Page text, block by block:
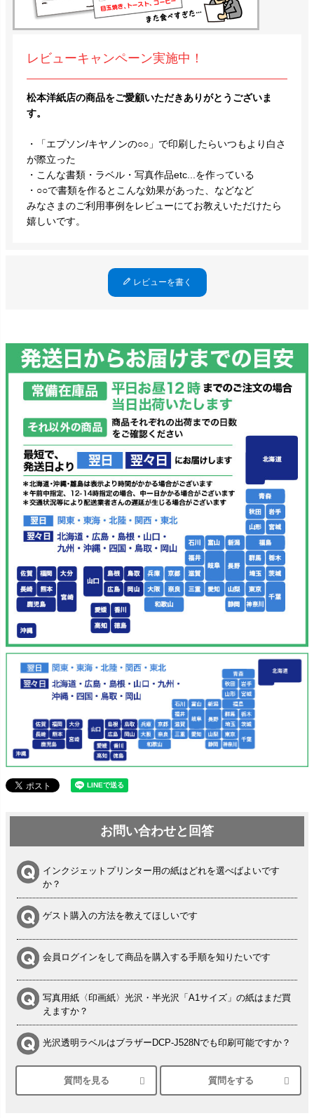
レビューキャンペーン実施中！
松本洋紙店の商品をご愛顧いただきありがとうございま
す。
・「エプソン/キヤノンの○○」で印刷したらいつもより白さ
が際立った
・こんな書類・ラベル・写真作品etc...を作っている
・○○で書類を作るとこんな効果があった、などなど
みなさまのご利用事例をレビューにてお教えいただけたら
嬉しいです。
レビューを書く
お問い合わせと回答
インクジェットプリンター用の紙はどれを選べばよいです
か？
ゲスト購入の方法を教えてほしいです
会員ログインをして商品を購入する手順を知りたいです
写真用紙〈印画紙〉光沢・半光沢「A1サイズ」の紙はまだ買
えますか？
光沢透明ラベルはブラザーDCP-J528Nでも印刷可能ですか？
シルバーペーパーにEPSON EP-30VAで印刷するときの設定
は？
質問を見る 質問をする